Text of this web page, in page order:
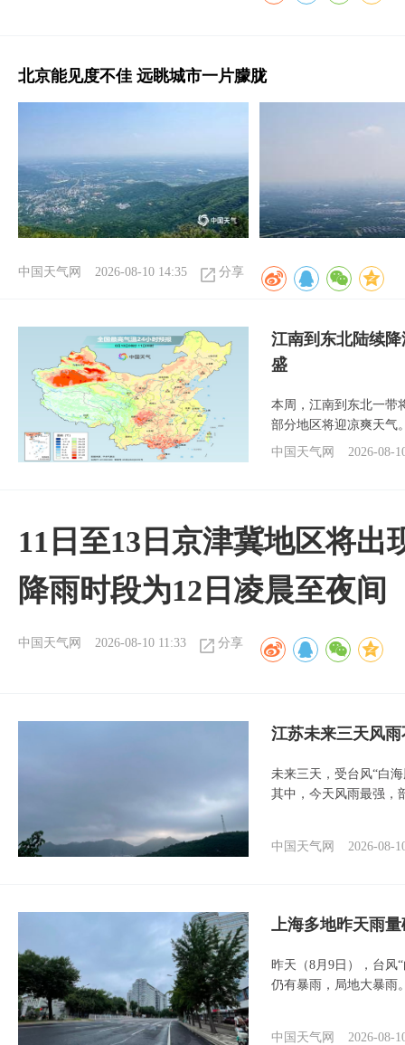
北京能见度不佳 远眺城市一片朦胧
中国天气网 2026-08-10 14:35 分享
江南到东北陆续
盛
本周，江南到东北一带
部分地区将迎凉爽天气
中国天气网
2026-08-
11日至13日京津冀地区将出
降雨时段为12日凌晨至夜间
中国天气网 2026-08-10 11:33 分享
江苏未来三天风
未来三天，受台风“白
其中，今天风雨最强，
中国天气网 2026-08-
上海多地昨天雨
昨天（8月9日），台风
仍有暴雨，局地大暴雨
中国天气网 2026-08-